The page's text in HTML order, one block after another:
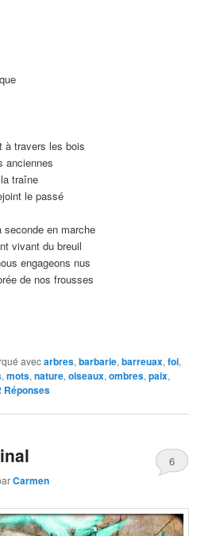
à travers les bois
anciennes
traîne
le passé
en marche
vivant du breuil
engageons nus
de nos frousses
avecarbres,barbarie,barreuax,foi,
,mots,nature,oiseaux,ombres,paix,
Réponses
Carmen
6